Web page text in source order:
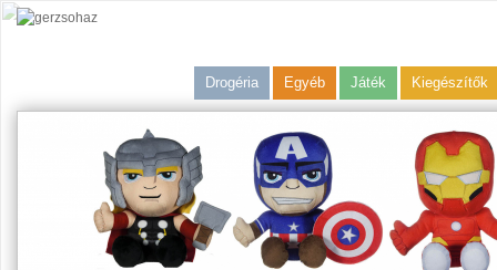
Drogéria Egyéb Játék Kiegészítők